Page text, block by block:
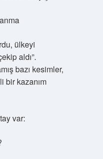
ülkeyi
aldı”.
bazı kesimler,
bir kazanım
var: